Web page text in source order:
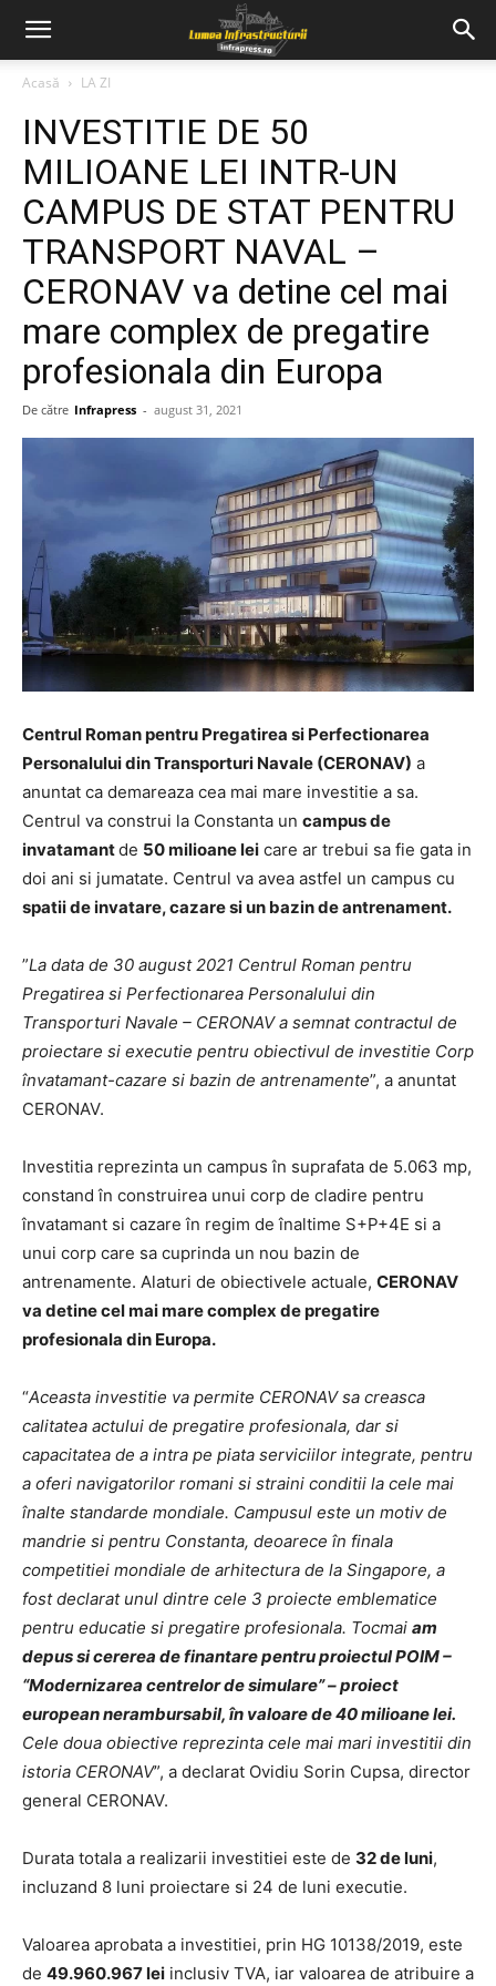
Acasă LA ZI
INVESTITIE DE 50
MILIOANE LEI INTR-UN
CAMPUS DE STAT PENTRU
TRANSPORT NAVAL –
CERONAV va detine cel mai
mare complex de pregatire
profesionala din Europa
De către Infrapress - august 31, 2021
Centrul Roman pentru Pregatirea si Perfectionarea
Personalului din Transporturi Navale (CERONAV) a
anuntat ca demareaza cea mai mare investitie a sa.
Centrul va construi la Constanta un campus de
invatamantde 50 milioane lei care ar trebui sa fie gata in
doi ani si jumatate. Centrul va avea astfel un campus cu
spatii de invatare, cazare si un bazin de antrenament.
”La data de 30 august 2021 Centrul Roman pentru
Pregatirea si Perfectionarea Personalului din
Transporturi Navale – CERONAV a semnat contractul de
proiectare si executie pentru obiectivul de investitie Corp
învatamant-cazare si bazin de antrenamente”, a anuntat
CERONAV.
Investitia reprezinta un campus în suprafata de 5.063 mp,
constand în construirea unui corp de cladire pentru
învatamant si cazare în regim de înaltime S+P+4E si a
unui corp care sa cuprinda un nou bazin de
antrenamente. Alaturi de obiectivele actuale, CERONAV
va detine cel mai mare complex de pregatire
profesionala din Europa.
“Aceasta investitie va permite CERONAV sa creasca
calitatea actului de pregatire profesionala, dar si
capacitatea de a intra pe piata serviciilor integrate, pentru
a oferi navigatorilor romani si straini conditii la cele mai
înalte standarde mondiale. Campusul este un motiv de
mandrie si pentru Constanta, deoarece în finala
competitiei mondiale de arhitectura de la Singapore, a
fost declarat unul dintre cele 3 proiecte emblematice
pentru educatie si pregatire profesionala. Tocmai am
depus si cererea de finantare pentru proiectul POIM –
“Modernizarea centrelor de simulare” – proiect
european nerambursabil, în valoare de 40 milioane lei.
Cele doua obiective reprezinta cele mai mari investitii din
istoria CERONAV”, a declarat Ovidiu Sorin Cupsa, director
general CERONAV.
Durata totala a realizarii investitiei este de 32 de luni,
incluzand 8 luni proiectare si 24 de luni executie.
Valoarea aprobata a investitiei, prin HG 10138/2019, este
de 49.960.967 lei inclusiv TVA, iar valoarea de atribuire a